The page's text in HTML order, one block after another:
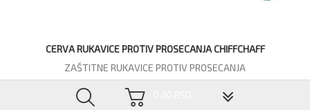
CERVA RUKAVICE PROTIV PROSECANJA CHIFFCHAFF
ZAŠTITNE RUKAVICE PROTIV PROSECANJA
778,80 RSD
▼